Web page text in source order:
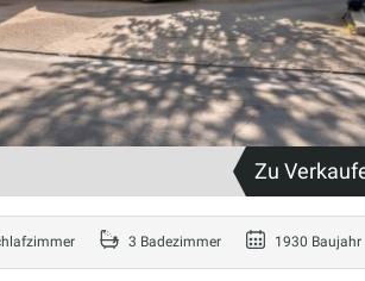
Zu
3 Badezimmer 1930 Baujahr